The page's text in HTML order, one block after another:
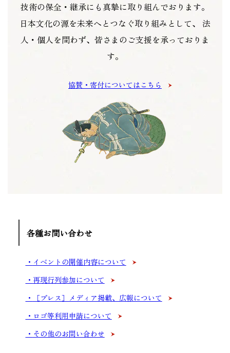
技術の保全・継承にも真摯に取り組んでおります。
日本文化の源を未来へとつなぐ取り組みとして、 法
人・個人を問わず、皆さまのご支援を承っておりま
す。
協賛・寄付についてはこちら
各種お問い合わせ
イベントの開催内容について
再現行列参加について
［プレス］メディア掲載、広報について
ロゴ等利用申請について
その他のお問い合わせ